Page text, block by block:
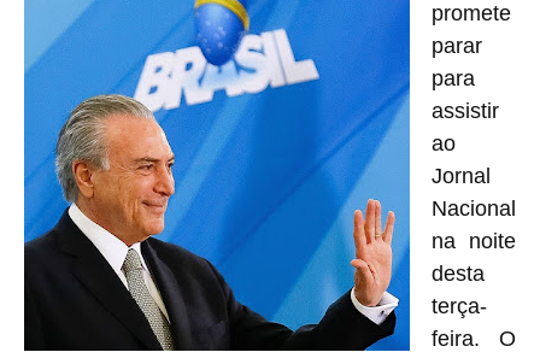
promete
parar
para
assistir
ao
Jornal
Nacional
na noite
desta
terça-
feira. O